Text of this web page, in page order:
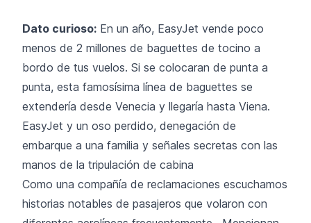
Dato curioso: En un año, EasyJet vende poco
menos de 2 millones de baguettes de tocino a
bordo de tus vuelos. Si se colocaran de punta a
punta, esta famosísima línea de baguettes se
extendería desde Venecia y llegaría hasta Viena.
EasyJet y un oso perdido, denegación de
embarque a una familia y señales secretas con las
manos de la tripulación de cabina
Como una compañía de reclamaciones escuchamos
historias notables de pasajeros que volaron con